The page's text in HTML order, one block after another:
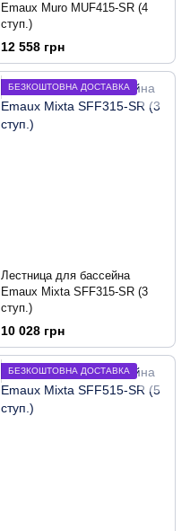
Emaux Muro MUF415-SR (4
ступ.)
12 558 грн
БЕЗКОШТОВНА ДОСТАВКА
Лестница для бассейна
Emaux Mixta SFF315-SR (3
ступ.)
10 028 грн
БЕЗКОШТОВНА ДОСТАВКА